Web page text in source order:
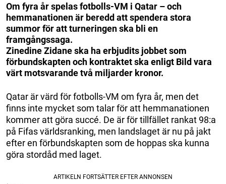
Om fyra år spelas fotbolls-VM i Qatar – och
hemmanationen är beredd att spendera stora
summor för att turneringen ska bli en
framgångssaga.
Zinedine Zidane ska ha erbjudits jobbet som
förbundskapten och kontraktet ska enligt Bild vara
värt motsvarande två miljarder kronor.
Qatar är värd för fotbolls-VM om fyra år, men det
finns inte mycket som talar för att hemmanationen
kommer att göra succé. De är för tillfället rankat 98:a
på Fifas världsranking, men landslaget är nu på jakt
efter en förbundskapten som de hoppas ska kunna
göra stordåd med laget.